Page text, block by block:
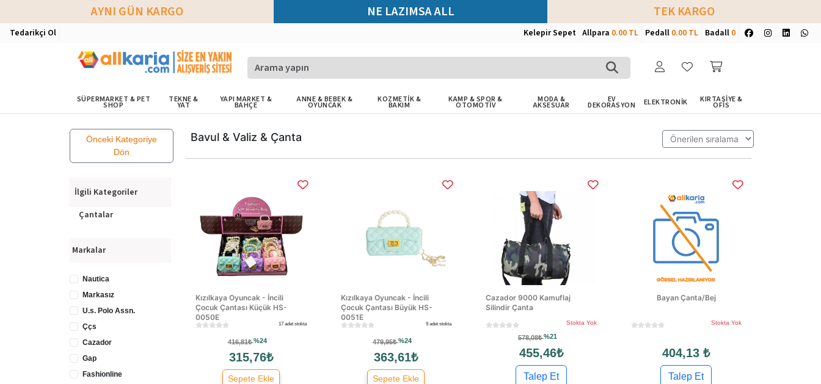
AYNI GÜN KARGO NE LAZIMSA ALL TEK KARGO
Tedarikçi Ol Kelepir Sepet Allpara 0.00 TL Pedall 0.00 TL Badall 0
SÜPERMARKET & PET
SHOP
TEKNE &
YAT
YAPI MARKET &
BAHÇE
ANNE & BEBEK &
OYUNCAK
KOZMETİK &
BAKIM
KAMP & SPOR &
OTOMOTİV
MODA &
AKSESUAR
EV
DEKORASYON ELEKTRONİK KIRTASİYE &
OFİS
Önceki Kategoriye
Dön
İlgili Kategoriler
Çantalar
Markalar
Nautica
Markasız
U.s. Polo Assn.
Ççs
Cazador
Gap
Fashionline
Bavul & Valiz & Çanta
Kızılkaya Oyuncak - İncili
Çocuk Çantası Küçük HS-
0050E
17 adet stokta
416,81₺%24
315,76₺
Sepete Ekle
Kızılkaya Oyuncak - İncili
Çocuk Çantası Büyük HS-
0051E
9 adet stokta
479,95₺%24
363,61₺
Sepete Ekle
Cazador 9000 Kamuflaj
Silindir Çanta
Stokta Yok
578,08₺%21
455,46₺
Talep Et
Bayan Çanta/Bej
Stokta Yok
404,13 ₺
Talep Et